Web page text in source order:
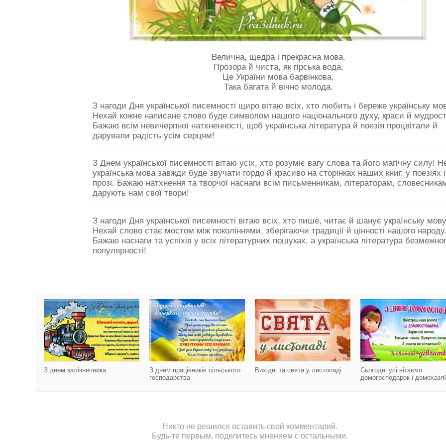
Велична, щедра і прекрасна мова.
Прозора й чиста, як гірська вода,
Це України мова барвінкова,
Така багата й вічно молода.
З нагоди Дня української писемності щиро вітаю всіх, хто любить і береже українську
Нехай кожне написане слово буде символом нашого національного духу, краси й
Бажаю всім невичерпної натхненності, щоб українська література й поезія процвітали й
дарували радість усім серцям!
З Днем української писемності вітаю усіх, хто розуміє вагу слова та його магічну силу!
українська мова завжди буде звучати гордо й красиво на сторінках наших книг, у поезіях і
прозі. Бажаю натхнення та творчої наснаги всім письменникам, літераторам,
дарують нам свої твори!
З нагоди Дня української писемності вітаю всіх, хто пише, читає й шанує українську
Нехай слово стає мостом між поколіннями, зберігаючи традиції й цінності нашого народу.
Бажаю наснаги та успіхів у всіх літературних пошуках, а українська література
популярності!
З днем ​​залізничника
З днем ​​залізничника
З днем працівників сільського
господарства
З днем працівників сільського господарства
Вихідні та свята у листопаді
Вихідні та свята у
Сьогодні усі вітаємо
домогосподарок і
Никто не решился оставить свой комментарий.
Будь-те первым, поделитесь мнением с остальными.